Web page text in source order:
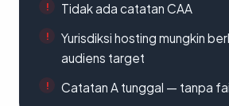
Tidak ada catatan CAA
Yurisdiksi hosting mungkin
audiens target
Catatan A tunggal — tanpa